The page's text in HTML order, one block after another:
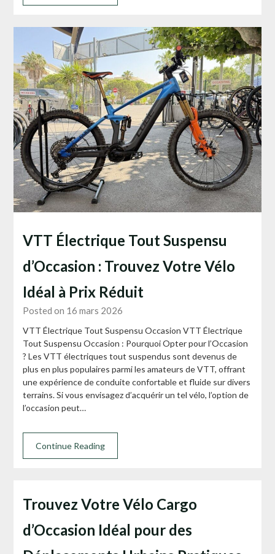
VTT Électrique Tout Suspensu
d’Occasion : Trouvez Votre Vélo
Idéal à Prix Réduit
Posted on 16 mars 2026
VTT Électrique Tout Suspensu Occasion VTT Électrique
Tout Suspensu Occasion : Pourquoi Opter pour l’Occasion
? Les VTT électriques tout suspendus sont devenus de
plus en plus populaires parmi les amateurs de VTT, offrant
une expérience de conduite confortable et fluide sur divers
terrains. Si vous envisagez d’acquérir un tel vélo, l’option de
l’occasion peut…
Continue Reading
Trouvez Votre Vélo Cargo
d’Occasion Idéal pour des